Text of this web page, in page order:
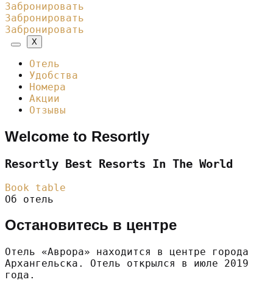
Забронировать
Забронировать
Забронировать
X
Отель
Удобства
Номера
Акции
Отзывы
Welcome to Resortly
Resortly Best Resorts In The World
Book table
Об отель
Остановитесь в центре
Отель «Аврора» находится в центре города
Архангельска. Отель открылся в июле 2019
года.